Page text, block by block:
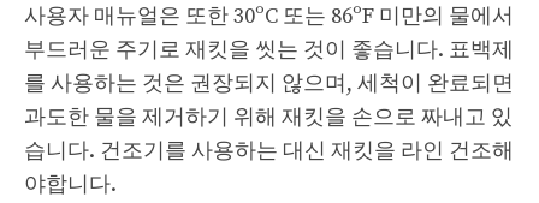
사용자 매뉴얼은 또한 30ºC 또는 86ºF 미만의 물에서
부드러운 주기로 재킷을 씻는 것이 좋습니다. 표백제
를 사용하는 것은 권장되지 않으며, 세척이 완료되면
과도한 물을 제거하기 위해 재킷을 손으로 짜내고 있
습니다. 건조기를 사용하는 대신 재킷을 라인 건조해
야합니다.